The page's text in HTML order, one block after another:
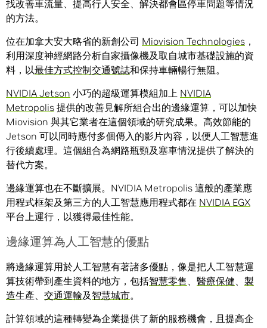
找改善車流量、提高行人安全、解決都會區停車問題等情況
的方法。
位在加拿大安大略省的新創公司 Miovision Technologies ，
利用深度神經網路分析自家攝像機及取自城市基礎設施的資
料，以最佳方式控制交通號誌和保持車輛暢行無阻。
NVIDIA Jetson 小巧的超級運算模組加上 NVIDIA
Metropolis 提供的改善見解所組合出的邊緣運算，可以加快
Miovision 與其它業者在這個領域的研究成果。高效節能的
Jetson 可以同時應付多個傳入的影片內容，以便人工智慧進
行後續處理。這個組合為網路瓶頸及塞車情況提供了解決的
替代方案。
邊緣運算也在不斷擴展。NVIDIA Metropolis 這般的產業應
用程式框架及第三方的人工智慧應用程式都在 NVIDIA EGX
平台上運行，以獲得最佳性能。
邊緣運算為人工智慧的優點
將邊緣運算用於人工智慧有著諸多優點，像是把人工智慧運
算技術帶到產生資料的地方，包括智慧零售 、 醫療保健、 製
造生產、 交通運輸及 智慧城市。
計算領域的這種轉變為企業提供了新的服務機會，且提高企